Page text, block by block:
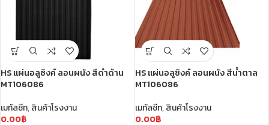
HS แผ่นอลูซิงค์ ลอนผนัง สีดำด้าน
MT106086
เมทัลชีท,สินค้าโรงงาน
0.00฿
HS แผ่นอลูซิงค์ ลอนผนัง สีน้ำตาล
MT106086
เมทัลชีท, สินค้าโรงงาน
0.00฿